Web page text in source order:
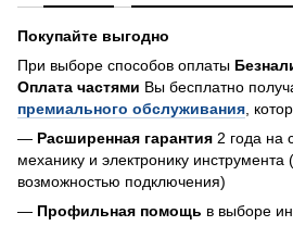
Покупайте выгодно
При выборе способов оплаты
Оплата частями Вы бесплатно
премиального обслуживания ,
— Расширенная гарантия 2 года на
механику и электронику инструмента
возможностью подключения)
— Профильная помощь в выборе